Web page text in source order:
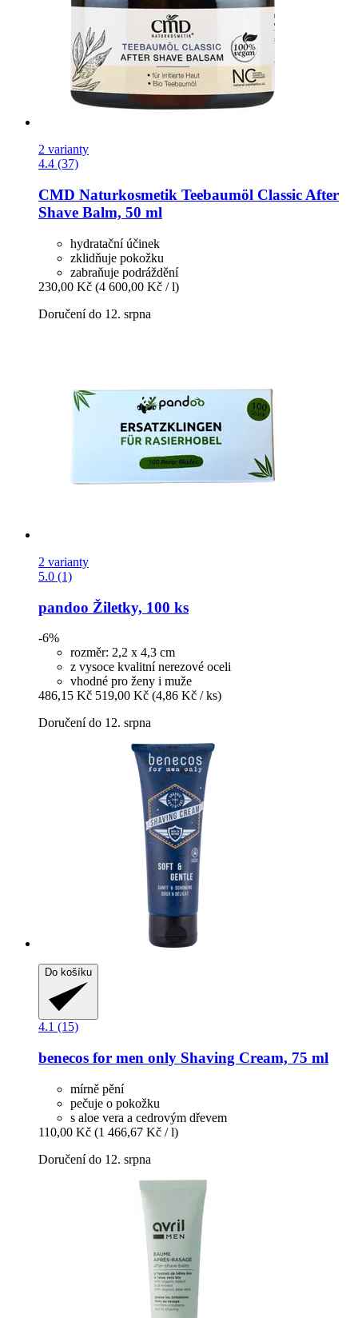
2 varianty
4.4 (37)
CMD Naturkosmetik Teebaumöl Classic After
Shave Balm, 50 ml
hydratační účinek
zklidňuje pokožku
zabraňuje podráždění
230,00 Kč (4 600,00 Kč / l)
Doručení do 12. srpna
2 varianty
5.0 (1)
pandoo Žiletky, 100 ks
-6%
rozměr: 2,2 x 4,3 cm
z vysoce kvalitní nerezové oceli
vhodné pro ženy i muže
486,15 Kč 519,00 Kč (4,86 Kč / ks)
Doručení do 12. srpna
Do košíku
4.1 (15)
benecos for men only Shaving Cream, 75 ml
mírně pění
pečuje o pokožku
s aloe vera a cedrovým dřevem
110,00 Kč (1 466,67 Kč / l)
Doručení do 12. srpna